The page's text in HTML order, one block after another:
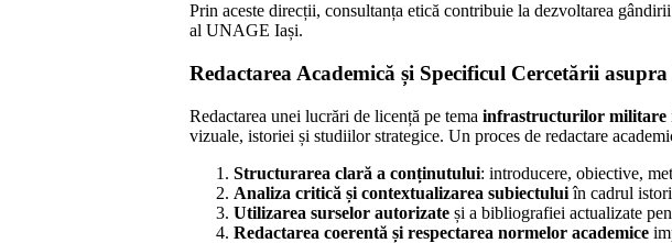
Prin aceste direcții, consultanța etică contribuie la dezvoltarea
al UNAGE Iași.
Redactarea Academică și Specificul Cercetării
Redactarea unei lucrări de licență pe tema infrastructurilor militare
vizuale, istoriei și studiilor strategice. Un proces de redactare
Structurarea clară a conținutului: introducere, obiective,
Analiza critică și contextualizarea subiectuluiîn cadrul
Utilizarea surselor autorizate și a bibliografiei actualizate
Redactarea coerentă și respectarea normelor academice